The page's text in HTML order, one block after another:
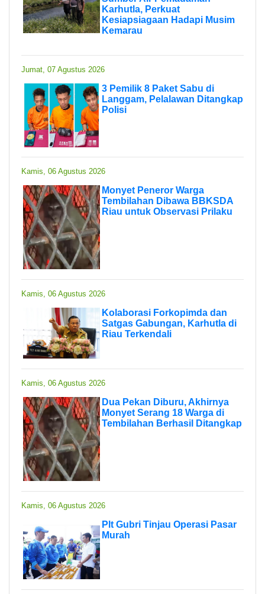
Karhutla, Perkuat
Kesiapsiagaan Hadapi Musim
Kemarau
Jumat, 07 Agustus 2026
3 Pemilik 8 Paket Sabu di
Langgam, Pelalawan Ditangkap
Polisi
Kamis, 06 Agustus 2026
Monyet Peneror Warga
Tembilahan Dibawa BBKSDA
Riau untuk Observasi Prilaku
Kamis, 06 Agustus 2026
Kolaborasi Forkopimda dan
Satgas Gabungan, Karhutla di
Riau Terkendali
Kamis, 06 Agustus 2026
Dua Pekan Diburu, Akhirnya
Monyet Serang 18 Warga di
Tembilahan Berhasil Ditangkap
Kamis, 06 Agustus 2026
Plt Gubri Tinjau Operasi Pasar
Murah